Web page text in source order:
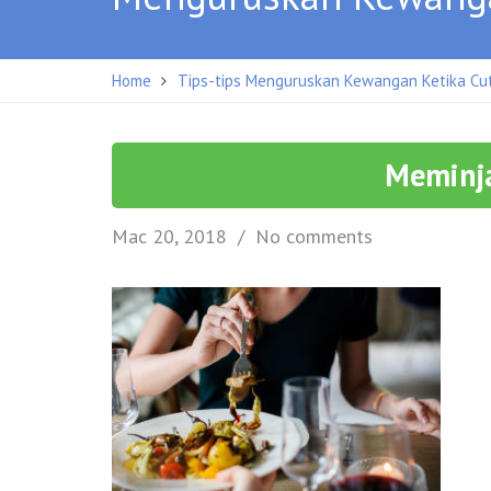
Home Tips-tips Menguruskan Kewangan Ketika
Mac 20, 2018 No comments